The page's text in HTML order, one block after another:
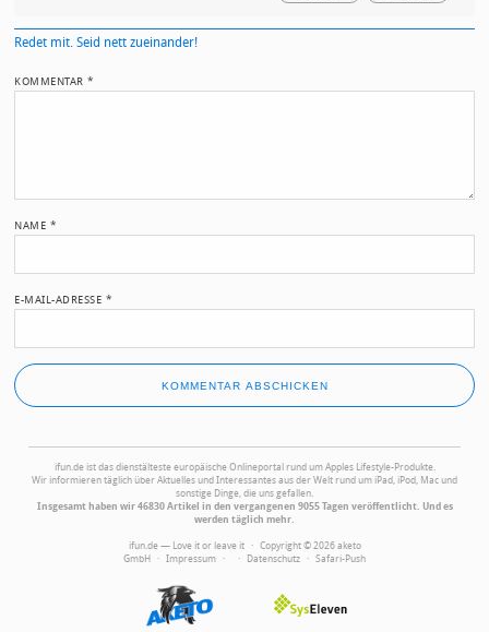
Redet mit. Seid nett zueinander!
KOMMENTAR*
NAME *
E-MAIL-ADRESSE *
ifun.de ist das dienstälteste europäische Onlineportal rund um Apples Lifestyle-Produkte.
Wir informieren täglich über Aktuelles und Interessantes aus der Welt rund um iPad, iPod, Mac und
sonstige Dinge, die uns gefallen.
Insgesamt haben wir 46830 Artikel in den vergangenen 9055 Tagen veröffentlicht. Und es
werden täglich mehr.
ifun.de — Love it or leave it · Copyright © 2026 aketo
GmbH · Impressum · · Datenschutz · Safari-Push